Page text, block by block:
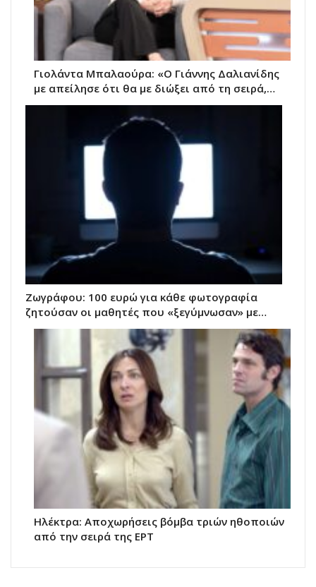
Γιολάντα Μπαλαούρα: «Ο Γιάννης Δαλιανίδης
με απείλησε ότι θα με διώξει από τη σειρά,…
Ζωγράφου: 100 ευρώ για κάθε φωτογραφία
ζητούσαν οι μαθητές που «ξεγύμνωσαν» με…
Ηλέκτρα: Αποχωρήσεις βόμβα τριών ηθοποιών
από την σειρά της ΕΡΤ